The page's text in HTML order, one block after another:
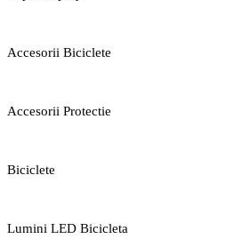
Accesorii Biciclete
Accesorii Protectie
Biciclete
Lumini LED Bicicleta